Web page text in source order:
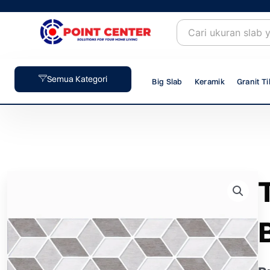
Semua Kategori Big Slab Keramik Granit